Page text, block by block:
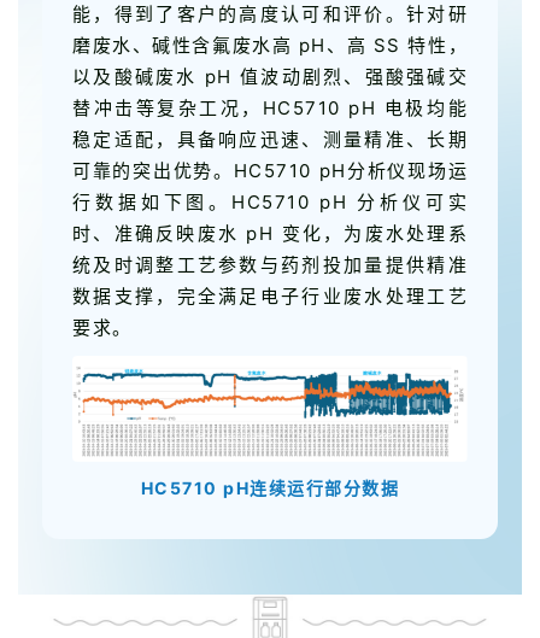
能，得到了客户的高度认可和评价。针对研
磨废水、碱性含氟废水高 pH、高 SS 特性，
以及酸碱废水 pH 值波动剧烈、强酸强碱交
替冲击等复杂工况，HC5710 pH 电极均能
稳定适配，具备响应迅速、测量精准、长期
可靠的突出优势。HC5710 pH分析仪现场运
行数据如下图。HC5710 pH 分析仪可实
时、准确反映废水 pH 变化，为废水处理系
统及时调整工艺参数与药剂投加量提供精准
数据支撑，完全满足电子行业废水处理工艺
要求。
HC5710 pH连续运行部分数据